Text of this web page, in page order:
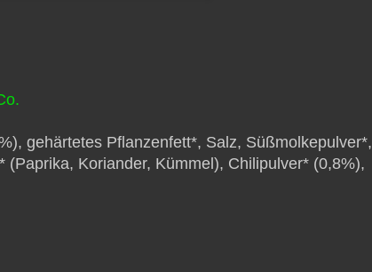
gehärtetes Pflanzenfett*, Salz, Süßmolkepulver*,
(Paprika, Koriander, Kümmel), Chilipulver* (0,8%),